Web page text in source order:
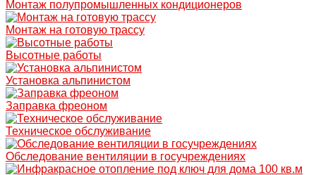
Монтаж полупромышленных кондиционеров
Монтаж на готовую трассу
Высотные работы
Установка альпинистом
Заправка фреоном
Техническое обслуживание
Обследование вентиляции в госучреждениях